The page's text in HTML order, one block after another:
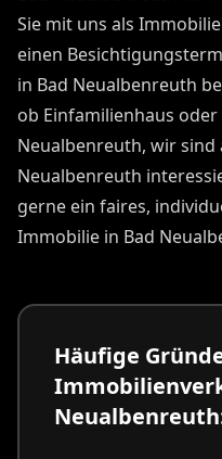
Sie mit uns als
einen
in Bad Neualbenreuth
ob Einfamilienhaus
Neualbenreuth, wir
Neualbenreuth
gerne ein faires,
Immobilie in Bad
Häufige